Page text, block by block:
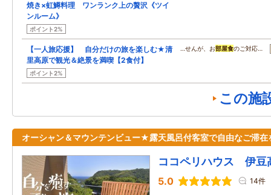
焼き×虹鱒料理 ワンランク上の贅沢《ツイ
ンルーム》
ポイント2%
【一人旅応援】 自分だけの旅を楽しむ★清
里高原で観光＆絶景を満喫【2食付】
ポイント2%
…せんが、お部屋食のご対応…
この施
オーシャン＆マウンテンビュー★露天風呂付客室で自由なご滞在
ココペリハウス 伊豆
5.0 14件